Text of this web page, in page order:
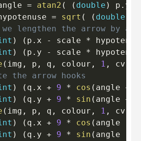
= atan2 ( ( double ) p . y
= sqrt ( ( double
lengthen the arrow by a
) ( p . x - scale *
) ( p . y - scale *
( img , p , q , colour , 1 , cv
the arrow hooks
) ( q . x + 9 * cos ( angle +
) ( q . y + 9 * sin ( angle +
( img , p , q , colour , 1 , cv
) ( q . x + 9 * cos ( angle
) ( q . y + 9 * sin ( angle